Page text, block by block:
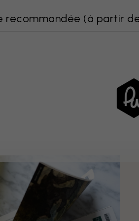
recommandée (à partir
Nature Fleurs